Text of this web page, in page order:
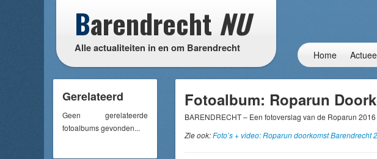
Barendrecht NU
Alle actualiteiten in en om Barendrecht
Home
Gerelateerd
Geen gerelateerde
fotoalbums gevonden...
Fotoalbum: Roparun
BARENDRECHT – Een fotoverslag van de Roparun
Zie ook:Foto’s + video: Roparun doorkomst Barendrecht